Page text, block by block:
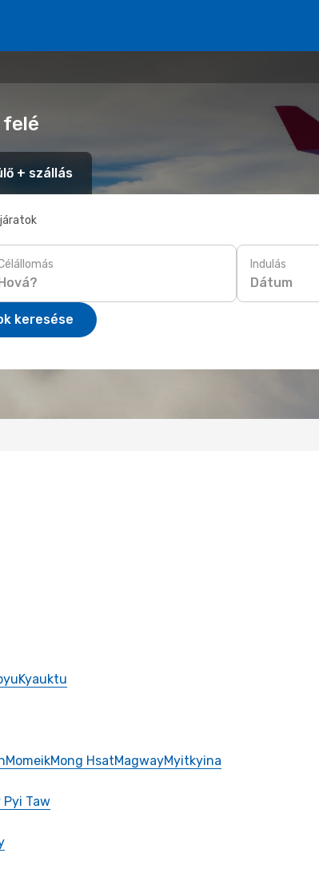
felé
+ szállás
Indulás
Dátum
keresése
Kyauktu
MomeikMong HsatMagwayMyitkyina
Pyi Taw